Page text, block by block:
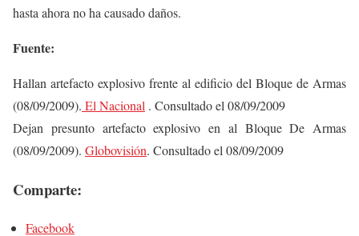
hasta ahora no ha causado daños.
Fuente:
Hallan artefacto explosivo frente al edificio del Bloque de Armas
(08/09/2009). El Nacional . Consultado el 08/09/2009
Dejan presunto artefacto explosivo en al Bloque De Armas
(08/09/2009). Globovisión. Consultado el 08/09/2009
Comparte:
Facebook